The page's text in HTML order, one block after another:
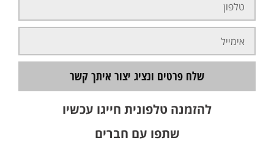
שלח פרטים ונציג יצור איתך קשר
להזמנה טלפונית חייגו עכשיו
שתפו עם חברים